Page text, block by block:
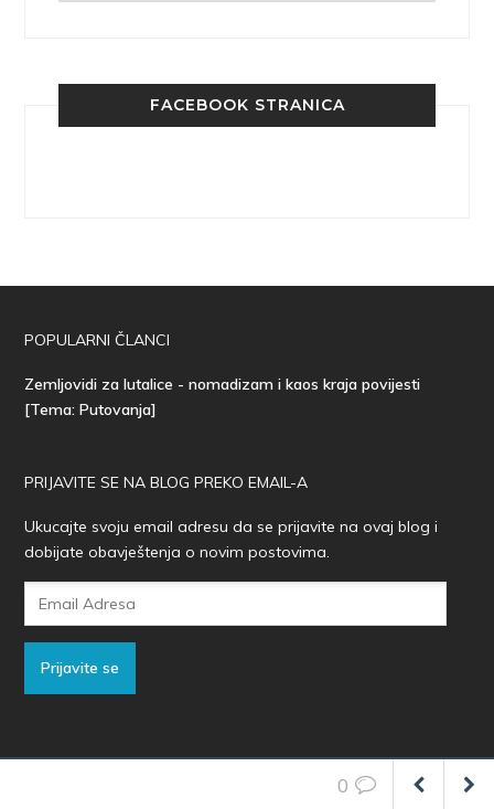
FACEBOOK STRANICA
POPULARNI ČLANCI
Zemljovidi za lutalice - nomadizam i kaos kraja povijesti
[Tema: Putovanja]
PRIJAVITE SE NA BLOG PREKO EMAIL-A
Ukucajte svoju email adresu da se prijavite na ovaj blog i
dobijate obavještenja o novim postovima.
Prijavite se
STRANICE
0